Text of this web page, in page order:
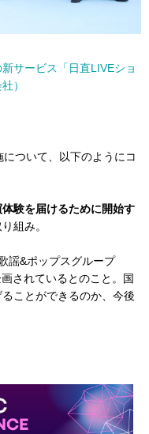
サービス「日直LIVEショ
）
ついて、以下のようにコ
験を届けるために開始す
組み。
謡&ポップスグループ
されているとのこと。国
ことができるのか、今後